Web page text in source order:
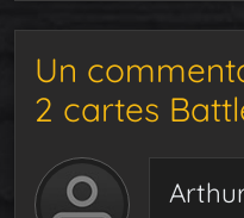
Un
2 cartes